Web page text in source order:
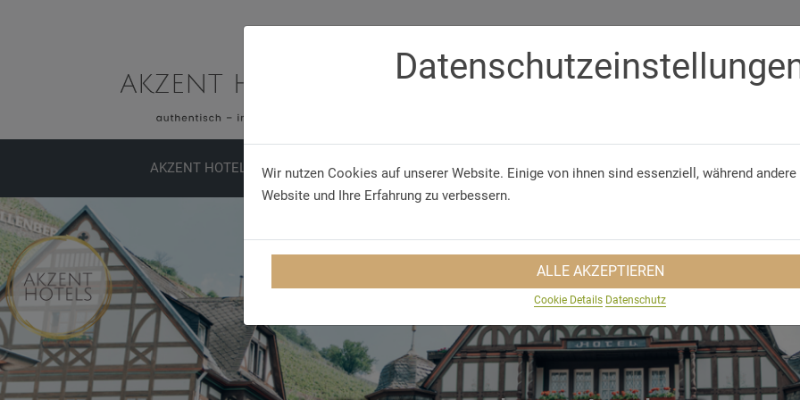
Telefon
AKZENT HOTELS ERLEBNISSE TAGUNGEN GRUPPENREISEN NACHHALTIGKEIT
Wir nutzen Cookies auf unserer Website. Einige von ihnen sind essenziell, während
Website und Ihre Erfahrung zu verbessern.
ALLE AKZEPTIEREN
Cookie Details Datenschutz